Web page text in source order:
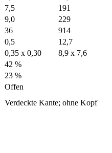
7,5
191
9,0
229
36
914
0,5
12,7
0,35 x 0,30
8,9 x 7,6
42 %
23 %
Offen
Verdeckte Kante; ohne Kopf